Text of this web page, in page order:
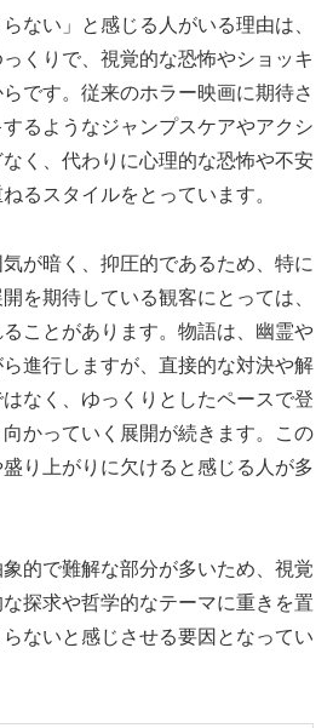
ない」と感じる人がいる理由は、
くりで、視覚的な恐怖やショッキ
です。従来のホラー映画に期待さ
るようなジャンプスケアやアクシ
く、代わりに心理的な恐怖や不安
るスタイルをとっています。
が暗く、抑圧的であるため、特に
を期待している観客にとっては、
ことがあります。物語は、幽霊や
進行しますが、直接的な対決や解
なく、ゆっくりとしたペースで登
かっていく展開が続きます。この
り上がりに欠けると感じる人が多
的で難解な部分が多いため、視覚
探求や哲学的なテーマに重きを置
ないと感じさせる要因となってい